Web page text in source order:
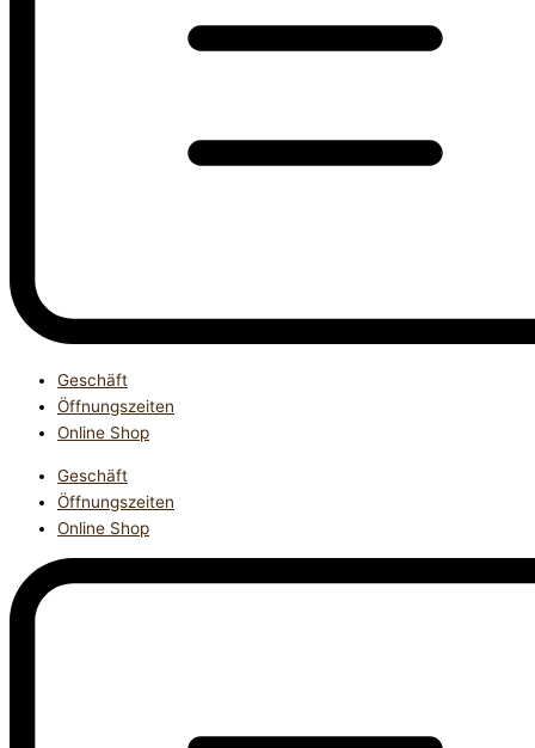
Geschäft
Öffnungszeiten
Online Shop
Geschäft
Öffnungszeiten
Online Shop